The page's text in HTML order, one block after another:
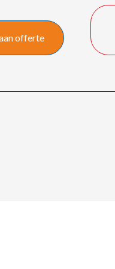
offerte